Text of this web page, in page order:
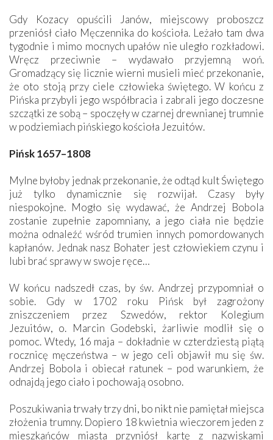
Gdy Kozacy opuścili Janów, miejscowy proboszcz
przeniósł ciało Męczennika do kościoła. Leżało tam dwa
tygodnie i mimo mocnych upałów nie uległo rozkładowi.
Wręcz przeciwnie – wydawało przyjemną woń.
Gromadzący się licznie wierni musieli mieć przekonanie,
że oto stoją przy ciele człowieka świętego. W końcu z
Pińska przybyli jego współbracia i zabrali jego doczesne
szczątki ze sobą – spoczęły w czarnej drewnianej trumnie
w podziemiach pińskiego kościoła Jezuitów.
Pińsk 1657–1808
Mylne byłoby jednak przekonanie, że odtąd kult Świętego
już tylko dynamicznie się rozwijał. Czasy były
niespokojne. Mogło się wydawać, że Andrzej Bobola
zostanie zupełnie zapomniany, a jego ciała nie będzie
można odnaleźć wśród trumien innych pomordowanych
kapłanów. Jednak nasz Bohater jest człowiekiem czynu i
lubi brać sprawy w swoje ręce…
W końcu nadszedł czas, by św. Andrzej przypomniał o
sobie. Gdy w 1702 roku Pińsk był zagrożony
zniszczeniem przez Szwedów, rektor Kolegium
Jezuitów, o. Marcin Godebski, żarliwie modlił się o
pomoc. Wtedy, 16 maja – dokładnie w czterdziestą piątą
rocznicę męczeństwa – w jego celi objawił mu się św.
Andrzej Bobola i obiecał ratunek – pod warunkiem, że
odnajdą jego ciało i pochowają osobno.
Poszukiwania trwały trzy dni, bo nikt nie pamiętał miejsca
złożenia trumny. Dopiero 18 kwietnia wieczorem jeden z
mieszkańców miasta przyniósł kartę z nazwiskami